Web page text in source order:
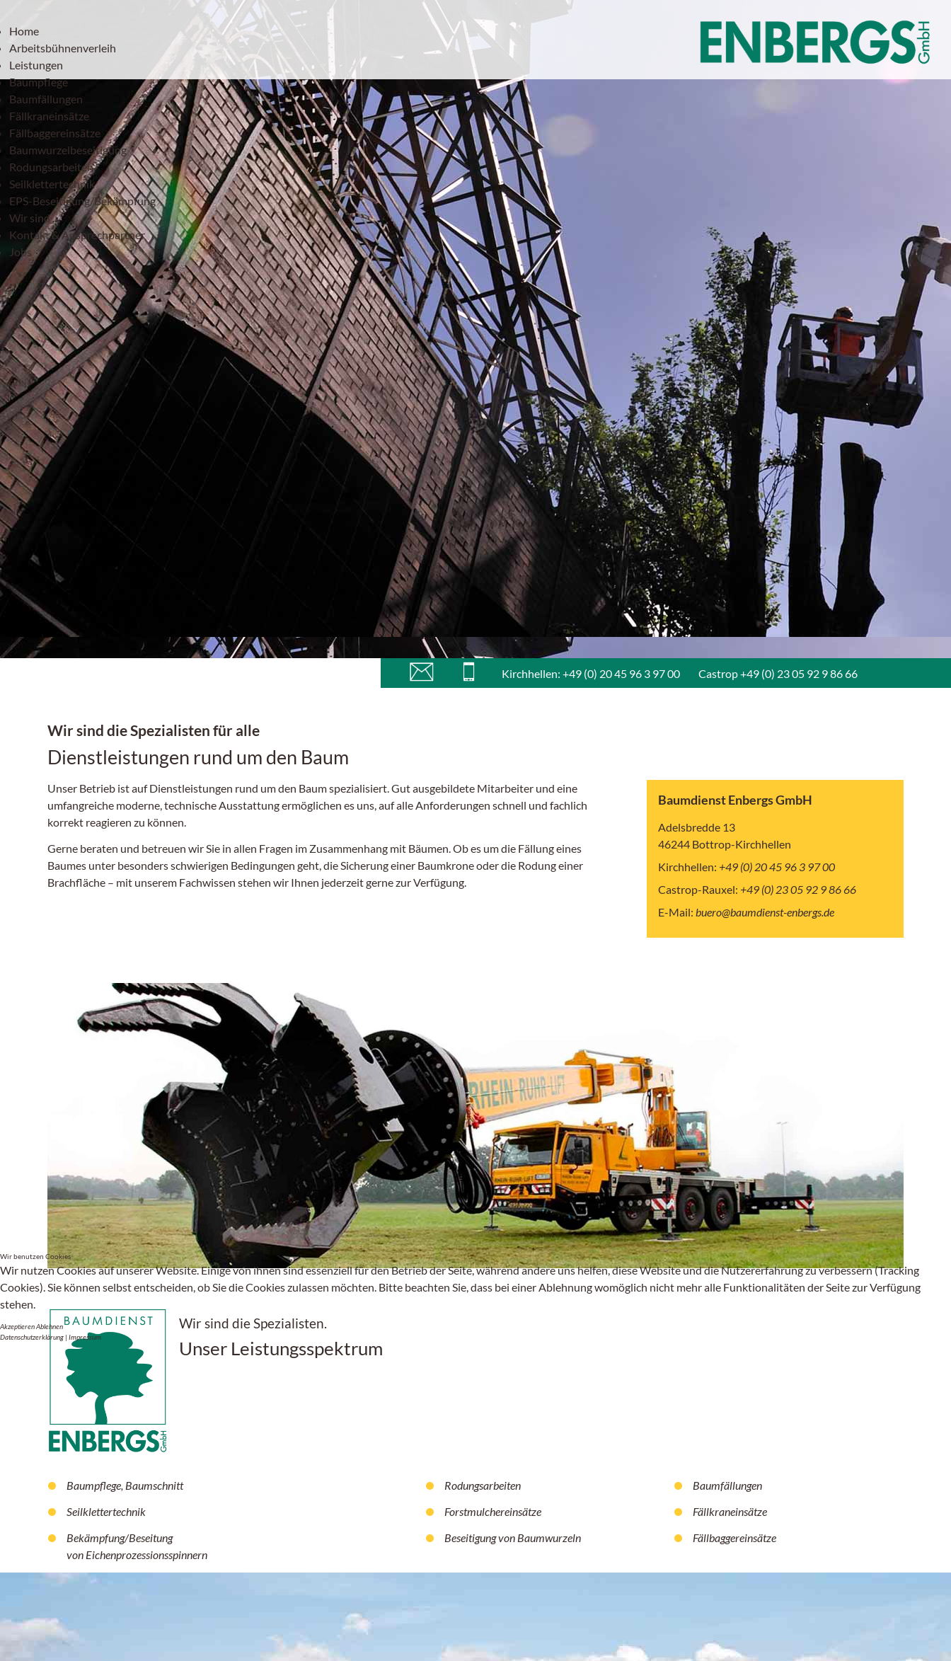
Home
Arbeitsbühnenverleih
Leistungen
Baumpflege
Baumfällungen
Fällkraneinsätze
Fällbaggereinsätze
Baumwurzelbeseitigung
Rodungsarbeiten
Seilklettertechnik
EPS-Beseitigung/Bekämpfung
Wir sind ...
Kontakt & Ansprechpartner
Jobs
Kirchhellen: +49 (0) 20 45 96 3 97 00 Castrop+49 (0) 23 05 92 9 86 66
Wir sind die Spezialisten für alle
Dienstleistungen rund um den Baum
Baumdienst Enbergs GmbH
Adelsbredde 13
46244 Bottrop-Kirchhellen
Kirchhellen: +49 (0) 20 45 96 3 97 00
Castrop-Rauxel: +49 (0) 23 05 92 9 86 66
E-Mail: buero@baumdienst-enbergs.de
Unser Betrieb ist auf Dienstleistungen rund um den Baum spezialisiert. Gut ausgebildete Mitarbeiter und eine
umfangreiche moderne, technische Ausstattung ermöglichen es uns, auf alle Anforderungen schnell und fachlich
korrekt reagieren zu können.
Gerne beraten und betreuen wir Sie in allen Fragen im Zusammenhang mit Bäumen. Ob es um die Fällung eines
Baumes unter besonders schwierigen Bedingungen geht, die Sicherung einer Baumkrone oder die Rodung einer
Brachfläche – mit unserem Fachwissen stehen wir Ihnen jederzeit gerne zur Verfügung.
Wir sind die Spezialisten.
Unser Leistungsspektrum
Baumpflege, Baumschnitt
Seilklettertechnik
Bekämpfung/Beseitung
von Eichenprozessionsspinnern
Rodungsarbeiten
Forstmulchereinsätze
Beseitigung von Baumwurzeln
Baumfällungen
Fällkraneinsätze
Fällbaggereinsätze
Wir benutzen Cookies
Wir nutzen Cookies auf unserer Website. Einige von ihnen sind essenziell für den Betrieb der Seite, während andere uns helfen, diese Website und die Nutzererfahrung zu verbessern (Tracking
Cookies). Sie können selbst entscheiden, ob Sie die Cookies zulassen möchten. Bitte beachten Sie, dass bei einer Ablehnung womöglich nicht mehr alle Funktionalitäten der Seite zur Verfügung
stehen.
AkzeptierenAblehnen
Datenschutzerklärung | Impressum